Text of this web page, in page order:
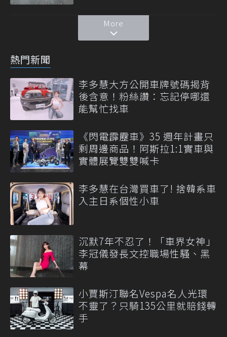
More
熱門新聞
李多慧大方公開車牌號碼揭背
後含意！粉絲讚：忘記停哪還
能幫忙找車
《閃電霹靂車》35 週年計畫只
剩周邊商品！阿斯拉1:1實車與
實體展覽雙雙喊卡
李多慧在台灣買車了! 捨韓系車
入主日系個性小車
沉默7年不忍了！「車界女神」
李冠儀發長文控職場性騷、黑
幕
小賈斯汀聯名Vespa名人光環
不靈了？只騎135公里就賠錢轉
手